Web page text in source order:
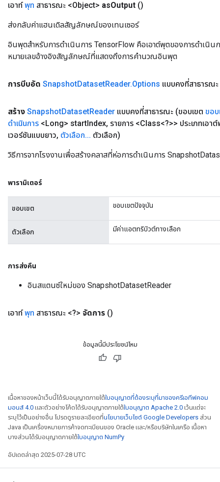
เอาท์พุท สาธารณะ <Object> asOutput ()
ส่งกลับค่าแฮนเดิลสัญลักษณ์ของเทนเซอร์
อินพุตสำหรับการดำเนินการ TensorFlow คือเอาต์พุตของการดำเนิน
หมายเลขอ้างอิงสัญลักษณ์ที่แสดงถึงการคำนวณอินพุต
การบีบอัด SnapshotDatasetReader.Options แบบคงที่สาธารณะ
สร้าง SnapshotDatasetReader แบบคงที่สาธารณะ (ขอบเขต ขอบ
ดำเนินการ <Long> startIndex, รายการ <Class<?>> ประเภทเอา
เวอร์ชันแบบยาว, ตัวเลือก... ตัวเลือก)
วิธีการจากโรงงานเพื่อสร้างคลาสที่ห่อการดำเนินการ
พารามิเตอร์
ขอบเขต ขอบเขตปัจจุบัน
ตัวเลือก มีค่าแอตทริบิวต์ทางเลือก
การส่งคืน
อินสแตนซ์ใหม่ของ SnapshotDatasetReader
เอาท์พุท สาธารณะ <?> จัดการ ()
ข้อมูลนี้มีประโยชน์ไหม
เนื้อหาของหน้าเว็บนี้ได้รับอนุญาตภายใต้ใบอนุญาตที่ต้องระบุที่มาของครีเอทีฟคอม
มอนส์ 4.0 และตัวอย่างโค้ดได้รับอนุญาตภายใต้ใบอนุญาต Apache 2.0 เว้นแต่จะ
ระบุไว้เป็นอย่างอื่น โปรดดูรายละเอียดที่นโยบายเว็บไซต์ Google Developers ส่วน
Java เป็นเครื่องหมายการค้าจดทะเบียนของ Oracle และ/หรือบริษัทในเครือ เนื้อหา
บางส่วนได้รับอนุญาตภายใต้ใบอนุญาต NumPy
อัปเดตล่าสุด 2025-07-28 UTC